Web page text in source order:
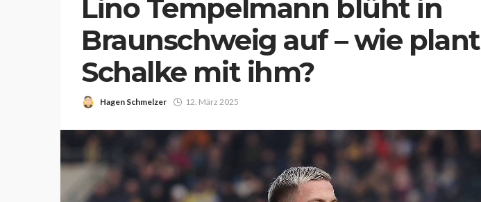
Lino Tempelmann blüht in
Braunschweig auf – wie plant
Schalke mit ihm?
Hagen Schmelzer 12. März 2025